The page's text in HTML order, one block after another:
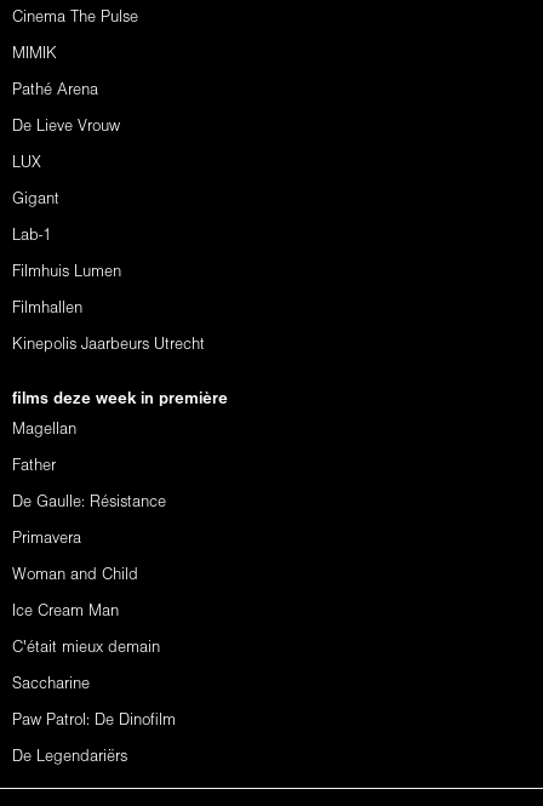
Cinema The Pulse
MIMIK
Pathé Arena
De Lieve Vrouw
LUX
Gigant
Lab-1
Filmhuis Lumen
Filmhallen
Kinepolis Jaarbeurs Utrecht
films deze week in première
Magellan
Father
De Gaulle: Résistance
Primavera
Woman and Child
Ice Cream Man
C'était mieux demain
Saccharine
Paw Patrol: De Dinofilm
De Legendariërs